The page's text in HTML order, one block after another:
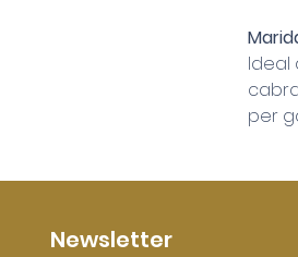
Ideal
per
Newsletter